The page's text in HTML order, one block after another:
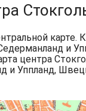
карте.
и
центра
и Уппланд,